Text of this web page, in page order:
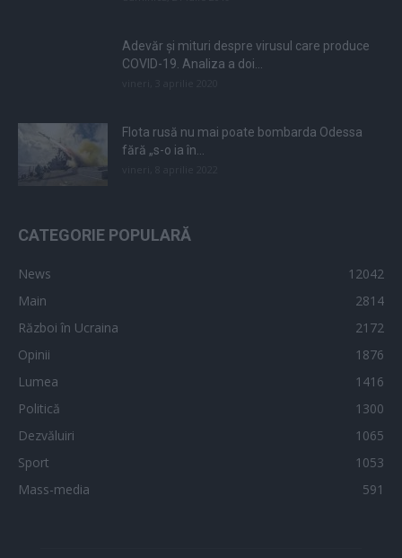
Adevăr și mituri despre virusul care produce
COVID-19. Analiza a doi...
Flota rusă nu mai poate bombarda Odessa
fără „s-o ia în...
CATEGORIE POPULARĂ
News
12042
Main
2814
Război în Ucraina
2172
Opinii
1876
Lumea
1416
Politică
1300
Dezvăluiri
1065
Sport
1053
Mass-media
591